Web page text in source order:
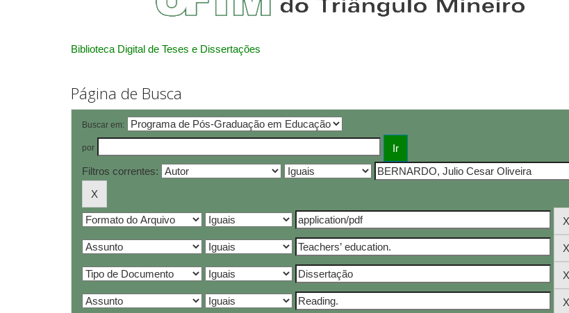
Biblioteca Digital de Teses e Dissertações
Página de Busca
Buscar em:
por
Filtros correntes: